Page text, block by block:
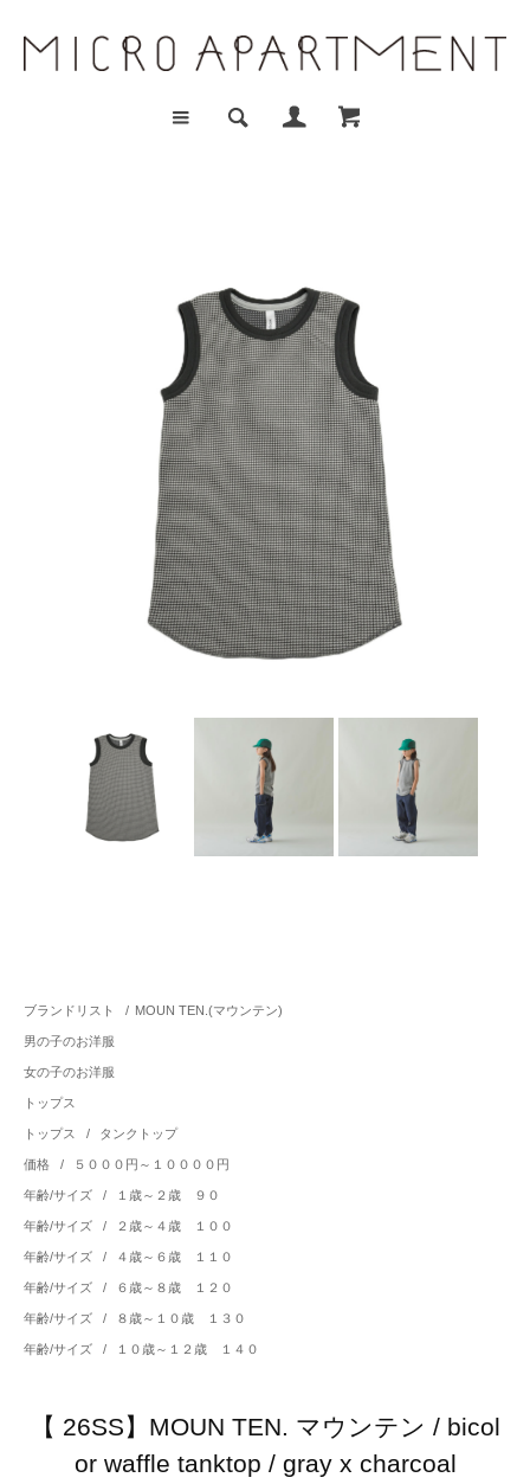
ブランドリスト / MOUN TEN.(マウンテン)
男の子のお洋服
女の子のお洋服
トップス
トップス / タンクトップ
価格 / ５０００円～１００００円
年齢/サイズ / １歳～２歳 ９０
年齢/サイズ / ２歳～４歳 １００
年齢/サイズ / ４歳～６歳 １１０
年齢/サイズ / ６歳～８歳 １２０
年齢/サイズ / ８歳～１０歳 １３０
年齢/サイズ / １０歳～１２歳 １４０
【 26SS】MOUN TEN. マウンテン / bicol
or waffle tanktop / gray x charcoal